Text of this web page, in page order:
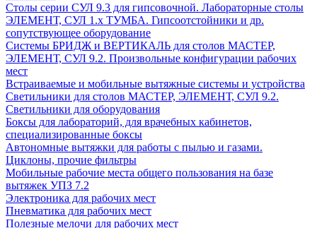
Столы серии СУЛ 9.3 для гипсовочной. Лабораторные столы
ЭЛЕМЕНТ, СУЛ 1.х ТУМБА. Гипсоотстойники и др.
сопутствующее оборудование
Системы БРИДЖ и ВЕРТИКАЛЬ для столов МАСТЕР,
ЭЛЕМЕНТ, СУЛ 9.2. Произвольные конфигурации рабочих
мест
Встраиваемые и мобильные вытяжные системы и устройства
Светильники для столов МАСТЕР, ЭЛЕМЕНТ, СУЛ 9.2.
Светильники для оборудования
Боксы для лабораторий, для врачебных кабинетов,
специализированные боксы
Автономные вытяжки для работы с пылью и газами.
Циклоны, прочие фильтры
Мобильные рабочие места общего пользования на базе
вытяжек УПЗ 7.2
Электроника для рабочих мест
Пневматика для рабочих мест
Полезные мелочи для рабочих мест